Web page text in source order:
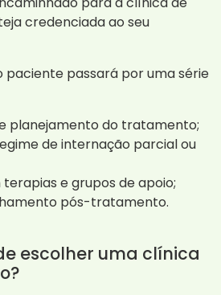
credenciada ao seu
paciente passará por uma série
planejamento do tratamento;
de internação parcial ou
e grupos de apoio;
pós-tratamento.
escolher uma clínica